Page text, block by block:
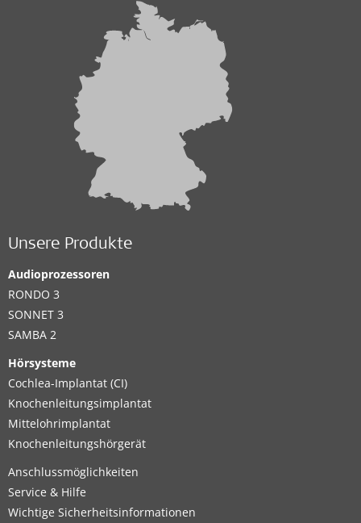
Unsere Produkte
Audioprozessoren
RONDO 3
SONNET 3
SAMBA 2
Hörsysteme
Cochlea-Implantat (CI)
Knochenleitungsimplantat
Mittelohrimplantat
Knochenleitungshörgerät
Anschlussmöglichkeiten
Service & Hilfe
Wichtige Sicherheitsinformationen